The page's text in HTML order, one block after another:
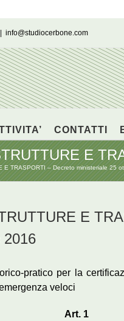
info@studiocerbone.com
CONTATTI
E
E TRASPORTI – Decreto ministeriale 25
E
2016
pratico per la
veloci
Art. 1